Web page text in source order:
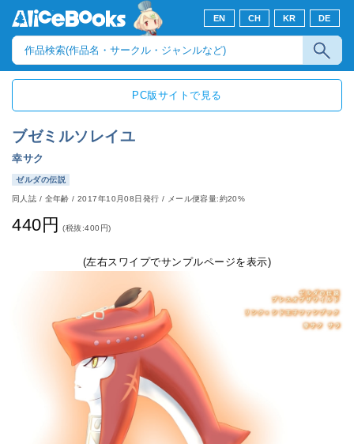
EN CH KR DE
PC版サイトで見る
ブゼミルソレイユ
幸サク
ゼルダの伝説
同人誌 / 全年齢/2017年10月08日発行 / メール便容量:約20%
440円 (税抜:400円)
(左右スワイプでサンプルページを表示)